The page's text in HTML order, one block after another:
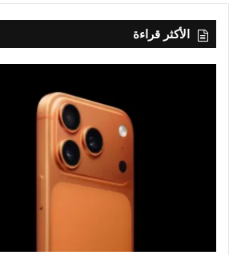
الأكثر قراءة